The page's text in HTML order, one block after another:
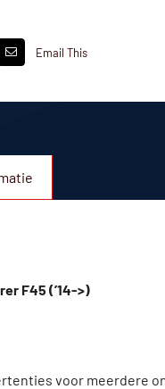
Email This
F45 (’14->)
voor meerdere